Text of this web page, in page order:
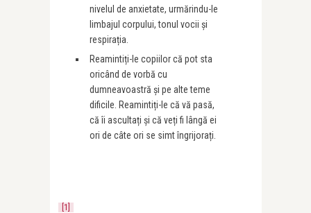
nivelul de anxietate, urmărindu-le
limbajul corpului, tonul vocii și
respirația.
Reamintiți-le copiilor că pot sta
oricând de vorbă cu
dumneavoastră și pe alte teme
dificile. Reamintiți-le că vă pasă,
că îi ascultați și că veți fi lângă ei
ori de câte ori se simt îngrijorați.
[1]